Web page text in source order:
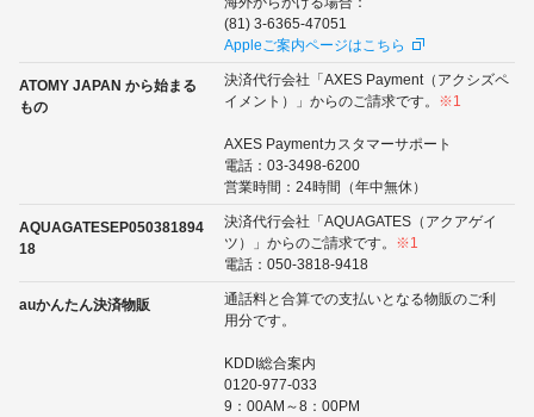
(81) 3-6365-47051
Appleご案内ページはこちら
ATOMY JAPAN から始まる
もの
決済代行会社「AXES Payment（アクシズペ
イメント）」からのご請求です。 ※1
AXES Paymentカスタマーサポート
電話：03-3498-6200
営業時間：24時間（年中無休）
AQUAGATESEP050381894
18
決済代行会社「AQUAGATES（アクアゲイ
ツ）」からのご請求です。 ※1
電話：050-3818-9418
auかんたん決済物販
通話料と合算での支払いとなる物販のご利
用分です。
KDDI総合案内
0120-977-033
9：00AM～8：00PM